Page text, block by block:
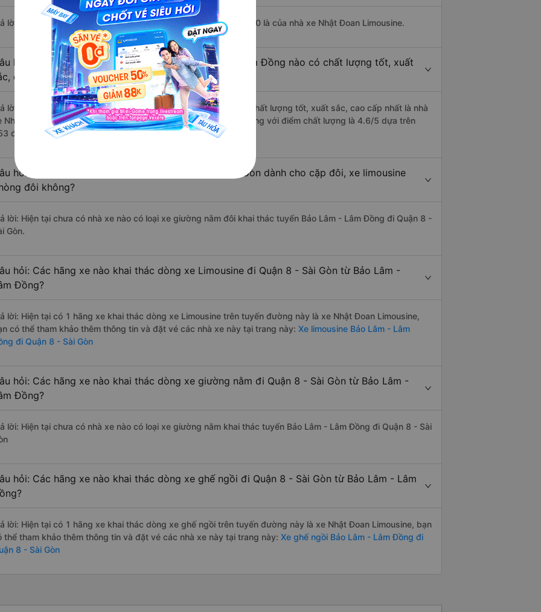
lời: Chuyến xe có giờ xuất phát trễ (muộn) nhất là vào lúc 19:00 là của nhà xe Nhật Đoan Limousine.
hỏi: Review xe đi Quận 8 - Sài Gòn từ Bảo Lâm - Lâm Đồng nào có chất lượng tốt, xuất
cao cấp nhất?
lời: Những hãng xe đi Bảo Lâm - Lâm Đồng Quận 8 - Sài Gòn chất lượng tốt, xuất sắc, cao cấp nhất là nhà
Nhật Đoan Limousine đi Quận 8 - Sài Gòn từ Bảo Lâm - Lâm Đồng với điểm chất lượng là 4.6/5 dựa trên
đánh giá của khách hàng).
hỏi: Có loại xe Bảo Lâm - Lâm Đồng Quận 8 - Sài Gòn dành cho cặp đôi, xe limousine
đôi không?
lời: Hiện tại chưa có nhà xe nào có loại xe giường nằm đôi khai thác tuyến Bảo Lâm - Lâm Đồng đi Quận 8 -
Gòn.
hỏi: Các hãng xe nào khai thác dòng xe Limousine đi Quận 8 - Sài Gòn từ Bảo Lâm -
Đồng?
lời: Hiện tại có 1 hãng xe khai thác dòng xe Limousine trên tuyến đường này là xe Nhật Đoan Limousine,
có thể tham khảo thêm thông tin và đặt vé các nhà xe này tại trang này: Xe limousine Bảo Lâm - Lâm
đi Quận 8 - Sài Gòn
hỏi: Các hãng xe nào khai thác dòng xe giường nằm đi Quận 8 - Sài Gòn từ Bảo Lâm -
Đồng?
lời: Hiện tại chưa có nhà xe nào có loại xe giường nằm khai thác tuyến Bảo Lâm - Lâm Đồng đi Quận 8 - Sài
hỏi: Các hãng xe nào khai thác dòng xe ghế ngồi đi Quận 8 - Sài Gòn từ Bảo Lâm - Lâm
lời: Hiện tại có 1 hãng xe khai thác dòng xe ghế ngồi trên tuyến đường này là xe Nhật Đoan Limousine, bạn
thể tham khảo thêm thông tin và đặt vé các nhà xe này tại trang này: Xe ghế ngồi Bảo Lâm - Lâm Đồng đi
8 - Sài Gòn